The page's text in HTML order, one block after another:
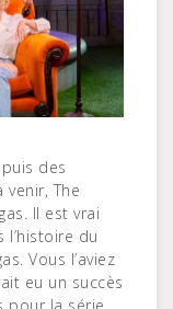
des
The
Il est vrai
du
Vous l’aviez
eu un succès